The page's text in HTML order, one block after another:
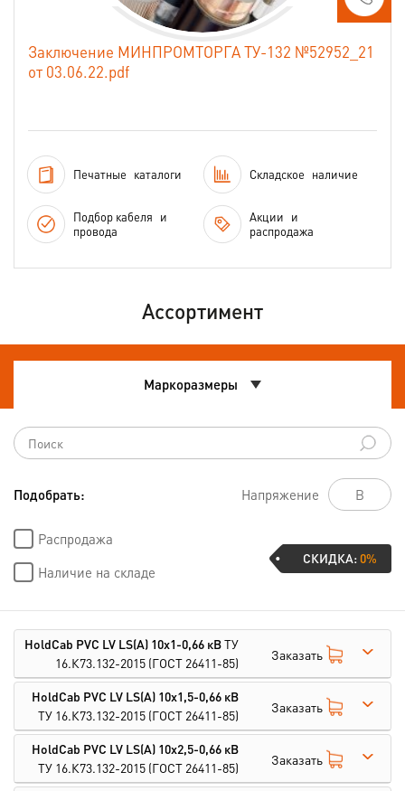
Заключение МИНПРОМТОРГА ТУ-132 №52952_21
от 03.06.22.pdf
Печатные каталоги Складское наличие
Подбор кабеля и
провода
Акции и
распродажа
Ассортимент
Маркоразмеры
Подобрать: Напряжение
Распродажа
Наличие на складе
СКИДКА:0%
HoldCab PVC LV LS(A) 10х1-0,66 кВТУ
16.К73.132-2015 (ГОСТ 26411-85) Заказать
HoldCab PVC LV LS(A) 10х1,5-0,66 кВ
ТУ 16.К73.132-2015 (ГОСТ 26411-85) Заказать
HoldCab PVC LV LS(A) 10х2,5-0,66 кВ
ТУ 16.К73.132-2015 (ГОСТ 26411-85) Заказать